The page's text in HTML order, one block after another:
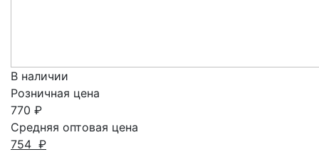
В наличии
Розничная цена
770 ₽
Средняя оптовая цена
754 ₽